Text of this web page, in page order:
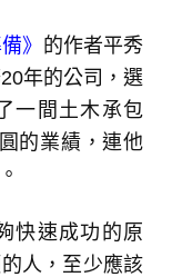
》 的作者平秀
年的公司，選
一間土木承包
的業績，連他
快速成功的原
人，至少應該